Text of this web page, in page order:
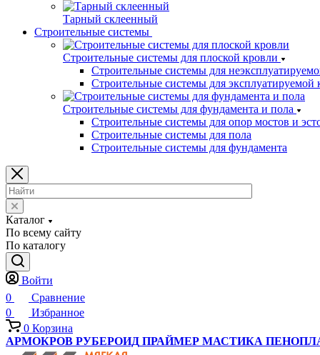
Тарный склеенный
Строительные системы
Строительные системы для плоской кровли
Строительные системы для
Строительные системы для эксплуатируемой
Строительные системы для фундамента и пола
Строительные системы для опор мостов и
Строительные системы для пола
Строительные системы для фундамента
Каталог
По всему сайту
По каталогу
Войти
0
Сравнение
0
Избранное
0 Корзина
АРМОКРОВ РУБЕРОИД ПРАЙМЕР МАСТИКА